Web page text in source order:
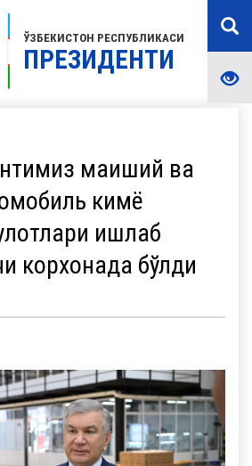
ЎЗБЕКИСТОН РЕСПУБЛИКАСИ
ПРЕЗИДЕНТИ
маиший ва
кимё
ишлаб
корхонада бўлди